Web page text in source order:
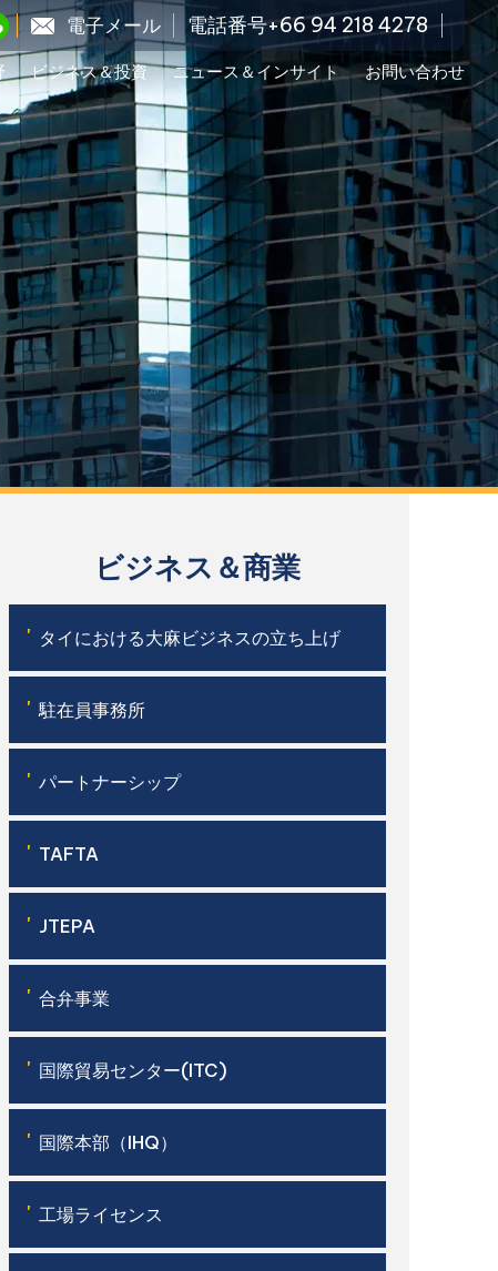
電子メール 電話番号+66 94 218 4278
ビジネス＆投資 ニュース＆インサイト お問い合わせ
ビジネス＆商業
' タイにおける大麻ビジネスの立ち上げ
' 駐在員事務所
' パートナーシップ
' TAFTA
' JTEPA
' 合弁事業
' 国際貿易センター(ITC)
' 国際本部（IHQ）
' 工場ライセンス